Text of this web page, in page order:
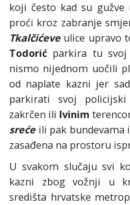
koji često kad su gužve
proći kroz zabranje
Tkalčićeveulice upravo
Todorić parkira tu svoj
nismo nijednom uočili
od naplate kazni jer
parkirati svoj
zakrčen ili Ivinim
sreće ili pak bundevama
zasađena na prostoru
U svakom slučaju svi
kazni zbog vožnji u
središta hrvatske